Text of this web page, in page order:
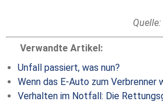
Quelle:
Verwandte Artikel:
Unfall passiert, was nun?
Wenn das E-Auto zum Verbrenner
Verhalten im Notfall: Die